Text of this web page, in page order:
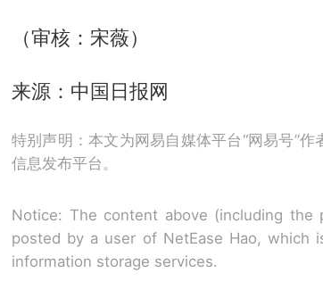
（审核：宋薇）
来源：中国日报网
特别声明：本文为网易自媒体平台“网易号”
信息发布平台。
Notice: The content above (including
posted by a user of NetEase Hao, which
information storage services.